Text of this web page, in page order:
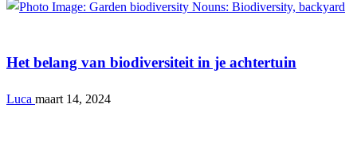
Het belang van biodiversiteit in je achtertuin
Luca maart 14, 2024